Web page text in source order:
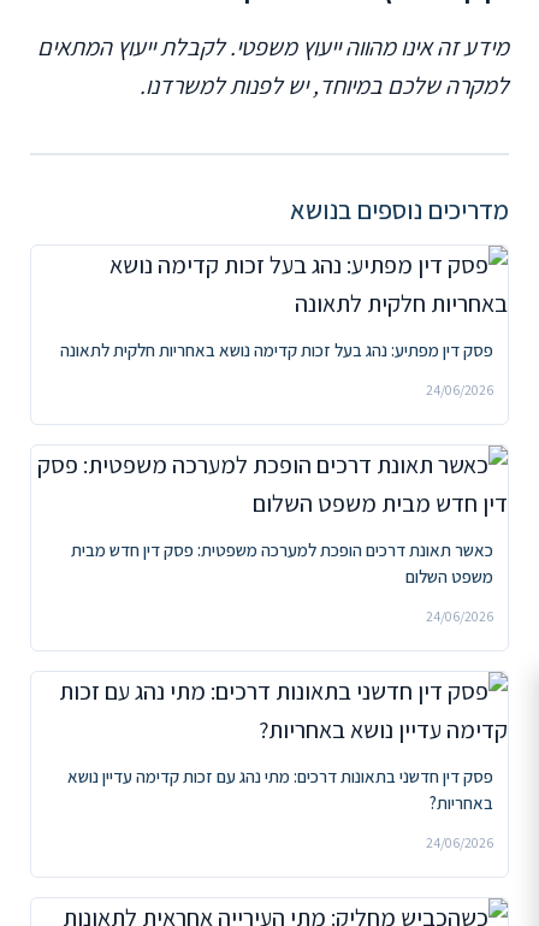
מידע זה אינו מהווה ייעוץ משפטי. לקבלת ייעוץ המתאים
למקרה שלכם במיוחד, יש לפנות למשרדנו.
מדריכים נוספים בנושא
פסק דין מפתיע: נהג בעל זכות קדימה נושא באחריות חלקית לתאונה
24/06/2026
כאשר תאונת דרכים הופכת למערכה משפטית: פסק דין חדש מבית
משפט השלום
24/06/2026
פסק דין חדשני בתאונות דרכים: מתי נהג עם זכות קדימה עדיין נושא
באחריות?
24/06/2026